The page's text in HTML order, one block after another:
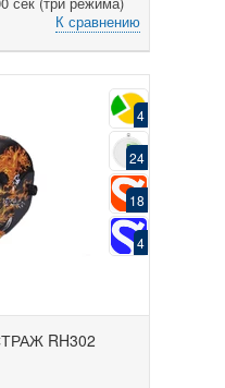
К сравнению
4
24
18
4
RH302